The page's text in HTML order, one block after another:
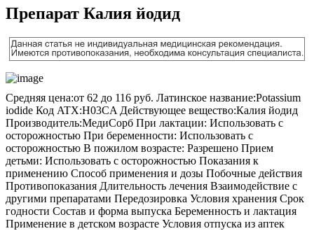
Препарат Калия йодид
Средняя цена:от 62 до 116 руб. Латинское название:Potassium
iodide Код ATX:H03CA Действующее вещество:Калия йодид
Производитель:МедиСорб При лактации: Использовать с
осторожностью При беременности: Использовать с
осторожностью В пожилом возрасте: Разрешено Прием
детьми: Использовать с осторожностью Показания к
применению Способ применения и дозы Побочные действия
Противопоказания Длительность лечения Взаимодействие с
другими препаратами Передозировка Условия хранения Срок
годности Состав и форма выпуска Беременность и лактация
Применение в детском возрасте Условия отпуска из аптек